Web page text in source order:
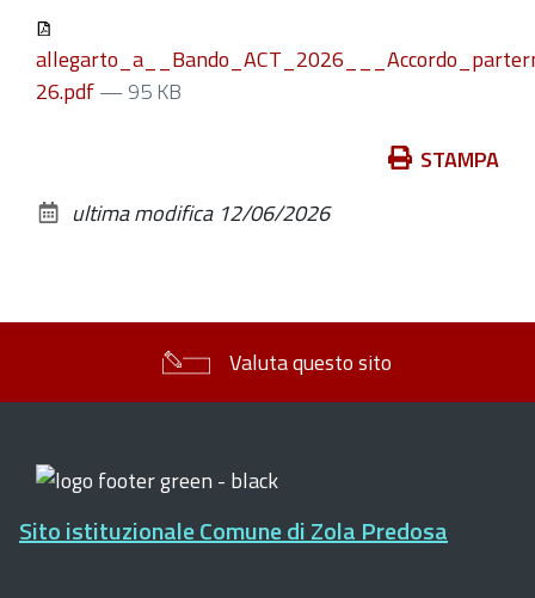
26.pdf— 95 KB
documento
STAMPA
ultima modifica 12/06/2026
Valuta questo sito
Sito istituzionale Comune di Zola Predosa